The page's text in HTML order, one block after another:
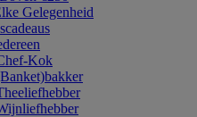
Gelegenheid
Kok